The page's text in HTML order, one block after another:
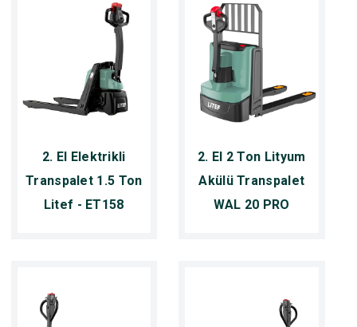
2. El Elektrikli
Transpalet 1.5 Ton
Litef - ET158
2. El 2 Ton Lityum
Akülü Transpalet
WAL 20 PRO